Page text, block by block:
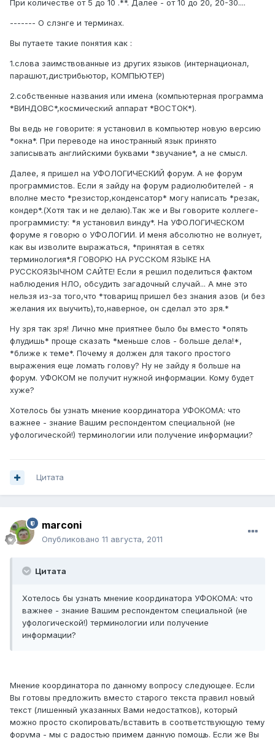
При количестве от 5 до 10 .**. Далее - от 10 до 20, 20-30....
------- О слэнге и терминах.
Вы путаете такие понятия как :
1.слова заимствованные из других языков (интернационал,
парашют,дистрибьютор, КОМПЬЮТЕР)
2.собственные названия или имена (компьютерная программа
*ВИНДОВС*,космический аппарат *ВОСТОК*).
Вы ведь не говорите: я установил в компьютер новую версию
*окна*. При переводе на иностранный язык принято
записывать английскими буквами *звучание*, а не смысл.
Далее, я пришел на УФОЛОГИЧЕСКИЙ форум. А не форум
программистов. Если я зайду на форум радиолюбителей - я
вполне место *резистор,конденсатор* могу написать *резак,
кондер*.(Хотя так и не делаю).Так же и Вы говорите коллеге-
программисту: *я установил винду*. На УФОЛОГИЧЕСКОМ
форуме я говорю о УФОЛОГИИ. И меня абсолютно не волнует,
как вы изволите выражаться, *принятая в сетях
терминология*.Я ГОВОРЮ НА РУССКОМ ЯЗЫКЕ НА
РУССКОЯЗЫЧНОМ САЙТЕ! Если я решил поделиться фактом
наблюдения НЛО, обсудить загадочный случай... А мне это
нельзя из-за того,что *товарищ пришел без знания азов (и без
желания их выучить),то,наверное, он сделал это зря.*
Ну зря так зря! Лично мне приятнее было бы вместо *опять
флудишь* проще сказать *меньше слов - больше дела!*,
*ближе к теме*. Почему я должен для такого простого
выражения еще ломать голову? Ну не зайду я больше на
форум. УФОКОМ не получит нужной информации. Кому будет
хуже?
Хотелось бы узнать мнение координатора УФОКОМА: что
важнее - знание Вашим респондентом специальной (не
уфологической!) терминологии или получение информации?
Цитата
marconi
Опубликовано 11 августа, 2011
Цитата
Хотелось бы узнать мнение координатора УФОКОМА: что
важнее - знание Вашим респондентом специальной (не
уфологической!) терминологии или получение
информации?
Мнение координатора по данному вопросу следующее. Если
Вы готовы предложить вместо старого текста правил новый
текст (лишенный указанных Вами недостатков), который
можно просто скопировать/вставить в соответствующую тему
форума - мы с радостью примем данную помощь. Если же Вы